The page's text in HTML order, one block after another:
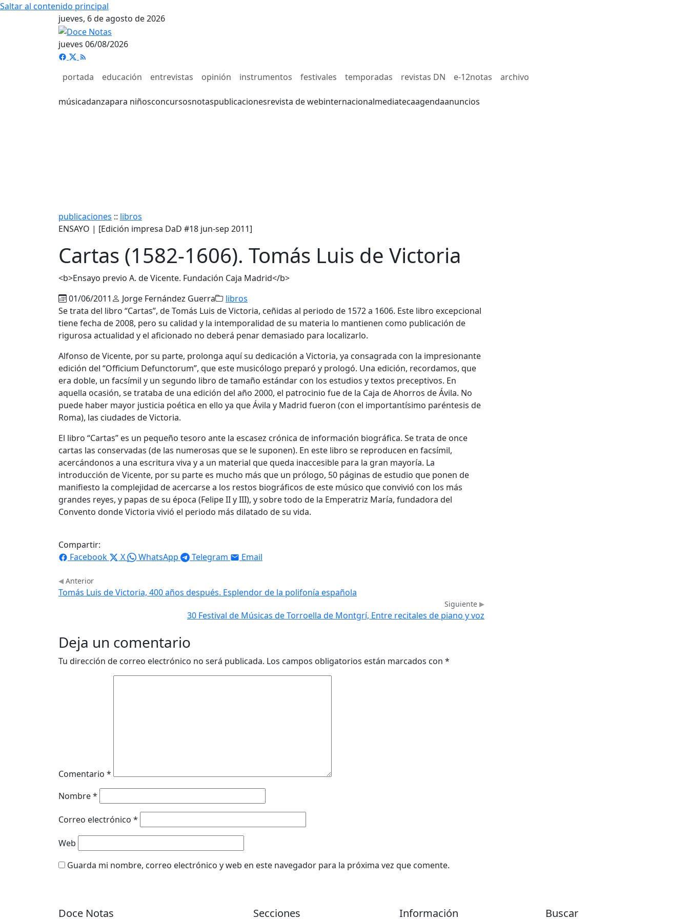
Saltar al contenido principal
jueves, 6 de agosto de 2026
jueves 06/08/2026
portada educación entrevistas opinión instrumentos festivales temporadas revistas DN e-12notas archivo
músicadanzapara niñosconcursosnotaspublicacionesrevista de webinternacionalmediatecaagendaanuncios
publicaciones :: libros
ENSAYO | [Edición impresa DaD #18 jun-sep 2011]
Cartas (1582-1606). Tomás Luis de Victoria
<b>Ensayo previo A. de Vicente. Fundación Caja Madrid</b>
01/06/2011
Jorge Fernández Guerra
libros
Se trata del libro “Cartas”, de Tomás Luis de Victoria, ceñidas al periodo de 1572 a 1606. Este libro excepcional
tiene fecha de 2008, pero su calidad y la intemporalidad de su materia lo mantienen como publicación de
rigurosa actualidad y el aficionado no deberá penar demasiado para localizarlo.
Alfonso de Vicente, por su parte, prolonga aquí su dedicación a Victoria, ya consagrada con la impresionante
edición del “Officium Defunctorum”, que este musicólogo preparó y prologó. Una edición, recordamos, que
era doble, un facsímil y un segundo libro de tamaño estándar con los estudios y textos preceptivos. En
aquella ocasión, se trataba de una edición del año 2000, el patrocinio fue de la Caja de Ahorros de Ávila. No
puede haber mayor justicia poética en ello ya que Ávila y Madrid fueron (con el importantísimo paréntesis de
Roma), las ciudades de Victoria.
El libro “Cartas” es un pequeño tesoro ante la escasez crónica de información biográfica. Se trata de once
cartas las conservadas (de las numerosas que se le suponen). En este libro se reproducen en facsímil,
acercándonos a una escritura viva y a un material que queda inaccesible para la gran mayoría. La
introducción de Vicente, por su parte es mucho más que un prólogo, 50 páginas de estudio que ponen de
manifiesto la complejidad de acercarse a los restos biográficos de este músico que convivió con los más
grandes reyes, y papas de su época (Felipe II y III), y sobre todo de la Emperatriz María, fundadora del
Convento donde Victoria vivió el periodo más dilatado de su vida.
Compartir:
Facebook
X WhatsApp Telegram Email
Anterior
Tomás Luis de Victoria, 400 años después. Esplendor de la polifonía española
Siguiente
30 Festival de Músicas de Torroella de Montgrí, Entre recitales de piano y voz
Deja un comentario
Tu dirección de correo electrónico no será publicada. Los campos obligatorios están marcados con *
Comentario *
Nombre*
Correo electrónico *
Web
Guarda mi nombre, correo electrónico y web en este navegador para la próxima vez que comente.
Doce Notas Secciones Información Buscar